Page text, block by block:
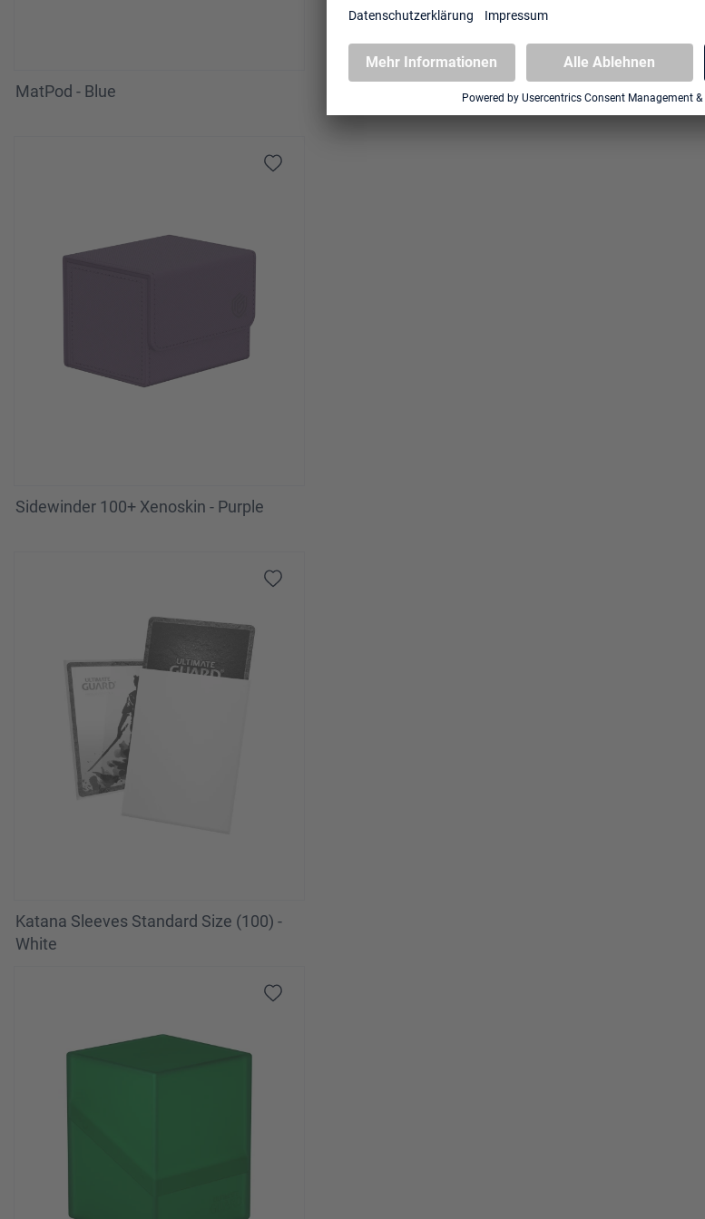
MatPod - Blue
Sidewinder 100+ Xenoskin - Purple
Katana Sleeves Standard Size (100) -
White